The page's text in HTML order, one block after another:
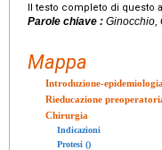
Il testo completo di questo
Parole chiave : Ginocchio,
Mappa
Introduzione-epidemiologia
Rieducazione
Chirurgia
Indicazioni
Protesi ()